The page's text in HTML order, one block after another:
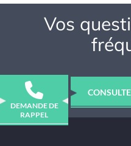
Vos
DEMANDE DE
RAPPEL